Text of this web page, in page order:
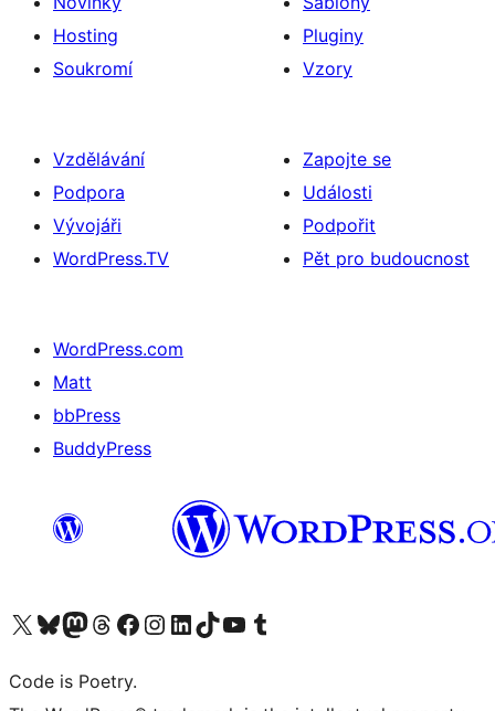
Hosting
Soukromí
Pluginy
Vzory
Vzdělávání
Podpora
Vývojáři
WordPress.TV
Zapojte se
Události
Podpořit
Pět pro budoucnost
WordPress.com
Matt
bbPress
BuddyPress
Navštivte náš účet na X (dříve Twitter)
Navštivte náš Bluesky účetNavštivte náš účet Mastodon
Navštivte náš Threads účetNavštivte naši stránku na Facebooku
Navštivte náš Instagram účetNavštivte náš LinkedIn účetNavštivte náš TikTok účetNavštivte náš YouTube kanálNavštivte náš Tumblr účet
Code is Poetry.